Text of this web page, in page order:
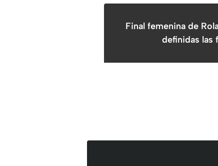
Final femenina de
definidas las